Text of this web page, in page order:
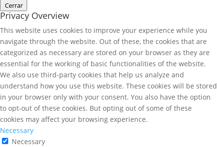
Cerrar
Privacy Overview
This website uses cookies to improve your experience while you
navigate through the website. Out of these, the cookies that are
categorized as necessary are stored on your browser as they are
essential for the working of basic functionalities of the website.
We also use third-party cookies that help us analyze and
understand how you use this website. These cookies will be stored
in your browser only with your consent. You also have the option
to opt-out of these cookies. But opting out of some of these
cookies may affect your browsing experience.
Necessary
Necessary